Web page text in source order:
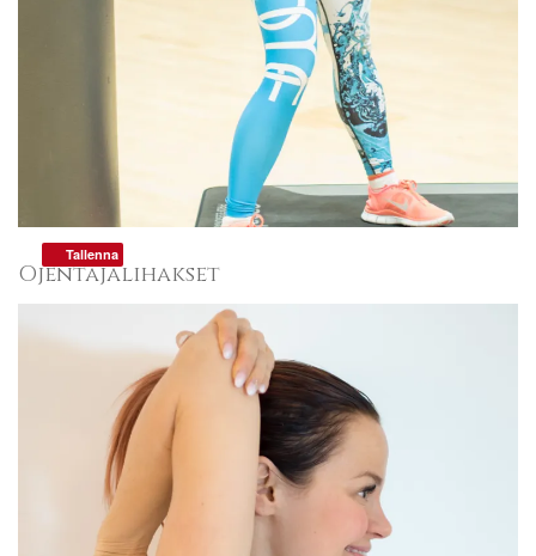
Ojentajalihakset
Tallenna